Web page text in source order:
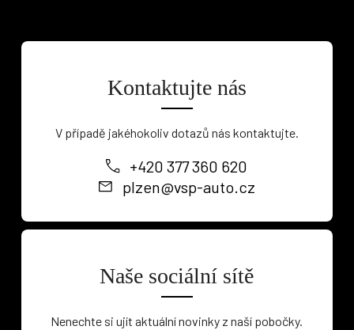
Kontaktujte nás
V případě jakéhokoliv dotazů nás kontaktujte.
+420 377 360 620
plzen@vsp-auto.cz
Naše sociální sítě
Nenechte si ujít aktuální novinky z naší pobočky.